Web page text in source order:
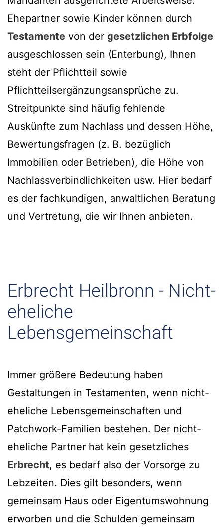
Ehepartner sowie Kinder können durch
Testamente von der gesetzlichen Erbfolge
ausgeschlossen sein (Enterbung), Ihnen
steht der Pflichtteil sowie
Pflichtteilsergänzungsansprüche zu.
Streitpunkte sind häufig fehlende
Auskünfte zum Nachlass und dessen Höhe,
Bewertungsfragen (z. B. bezüglich
Immobilien oder Betrieben), die Höhe von
Nachlassverbindlichkeiten usw. Hier bedarf
es der fachkundigen, anwaltlichen Beratung
und Vertretung, die wir Ihnen anbieten.
Erbrecht Heilbronn - Nicht-
eheliche
Lebensgemeinschaft
Immer größere Bedeutung haben
Gestaltungen in Testamenten, wenn nicht-
eheliche Lebensgemeinschaften und
Patchwork-Familien bestehen. Der nicht-
eheliche Partner hat kein gesetzliches
Erbrecht, es bedarf also der Vorsorge zu
Lebzeiten. Dies gilt besonders, wenn
gemeinsam Haus oder Eigentumswohnung
erworben und die Schulden gemeinsam